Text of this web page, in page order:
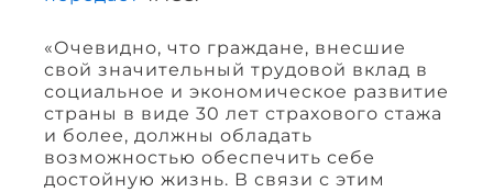
«Очевидно, что граждане, внесшие
свой значительный трудовой вклад в
социальное и экономическое развитие
страны в виде 30 лет страхового стажа
и более, должны обладать
возможностью обеспечить себе
достойную жизнь. В связи с этим